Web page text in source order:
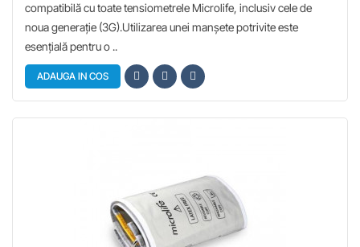
compatibilă cu toate tensiometrele Microlife, inclusiv cele de
noua generaţie (3G).Utilizarea unei manşete potrivite este
esenţială pentru o ..
ADAUGA IN COS